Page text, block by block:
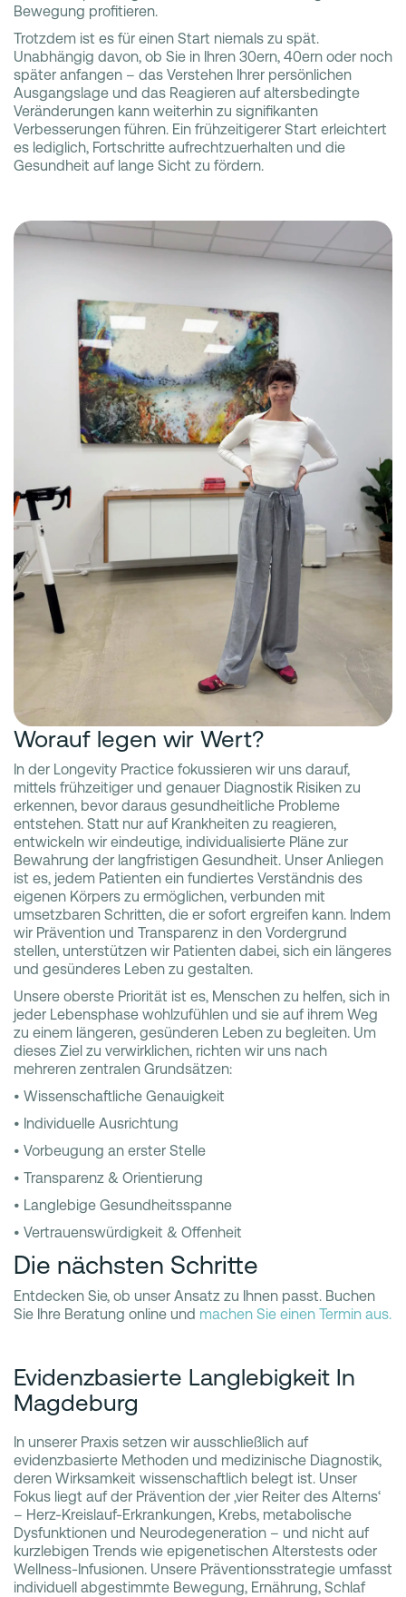
Bewegung profitieren.
Trotzdem ist es für einen Start niemals zu spät.
Unabhängig davon, ob Sie in Ihren 30ern, 40ern oder noch
später anfangen – das Verstehen Ihrer persönlichen
Ausgangslage und das Reagieren auf altersbedingte
Veränderungen kann weiterhin zu signifikanten
Verbesserungen führen. Ein frühzeitigerer Start erleichtert
es lediglich, Fortschritte aufrechtzuerhalten und die
Gesundheit auf lange Sicht zu fördern.
Worauf legen wir Wert?
In der Longevity Practice fokussieren wir uns darauf,
mittels frühzeitiger und genauer Diagnostik Risiken zu
erkennen, bevor daraus gesundheitliche Probleme
entstehen. Statt nur auf Krankheiten zu reagieren,
entwickeln wir eindeutige, individualisierte Pläne zur
Bewahrung der langfristigen Gesundheit. Unser Anliegen
ist es, jedem Patienten ein fundiertes Verständnis des
eigenen Körpers zu ermöglichen, verbunden mit
umsetzbaren Schritten, die er sofort ergreifen kann. Indem
wir Prävention und Transparenz in den Vordergrund
stellen, unterstützen wir Patienten dabei, sich ein längeres
und gesünderes Leben zu gestalten.
Unsere oberste Priorität ist es, Menschen zu helfen, sich in
jeder Lebensphase wohlzufühlen und sie auf ihrem Weg
zu einem längeren, gesünderen Leben zu begleiten. Um
dieses Ziel zu verwirklichen, richten wir uns nach
mehreren zentralen Grundsätzen:
• Wissenschaftliche Genauigkeit
• Individuelle Ausrichtung
• Vorbeugung an erster Stelle
• Transparenz & Orientierung
• Langlebige Gesundheitsspanne
• Vertrauenswürdigkeit & Offenheit
Die nächsten Schritte
Entdecken Sie, ob unser Ansatz zu Ihnen passt. Buchen
Sie Ihre Beratung online und machen Sie einen Termin aus.
Evidenzbasierte Langlebigkeit In
Magdeburg
In unserer Praxis setzen wir ausschließlich auf
evidenzbasierte Methoden und medizinische Diagnostik,
deren Wirksamkeit wissenschaftlich belegt ist. Unser
Fokus liegt auf der Prävention der ‚vier Reiter des Alterns‘
– Herz-Kreislauf-Erkrankungen, Krebs, metabolische
Dysfunktionen und Neurodegeneration – und nicht auf
kurzlebigen Trends wie epigenetischen Alterstests oder
Wellness-Infusionen. Unsere Präventionsstrategie umfasst
individuell abgestimmte Bewegung, Ernährung, Schlaf